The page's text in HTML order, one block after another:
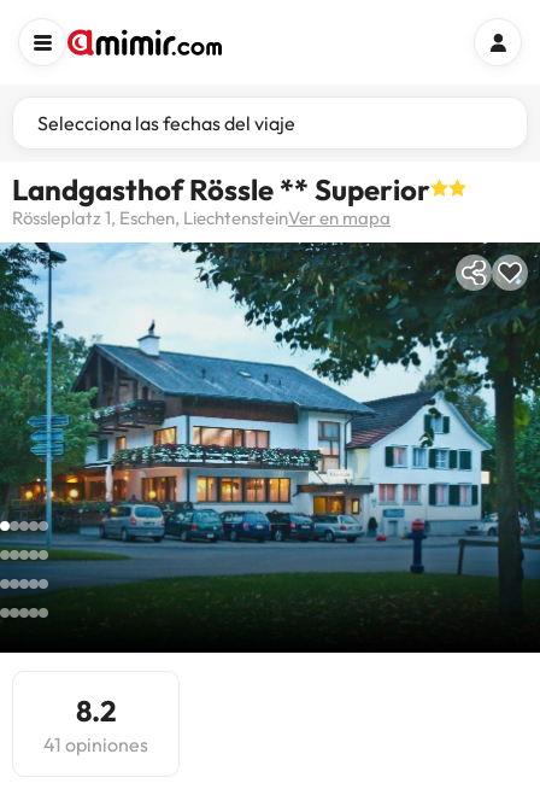
Selecciona las fechas del viaje
Landgasthof Rössle ** Superior
Rössleplatz 1, Eschen, LiechtensteinVer en mapa
8.2
41 opiniones